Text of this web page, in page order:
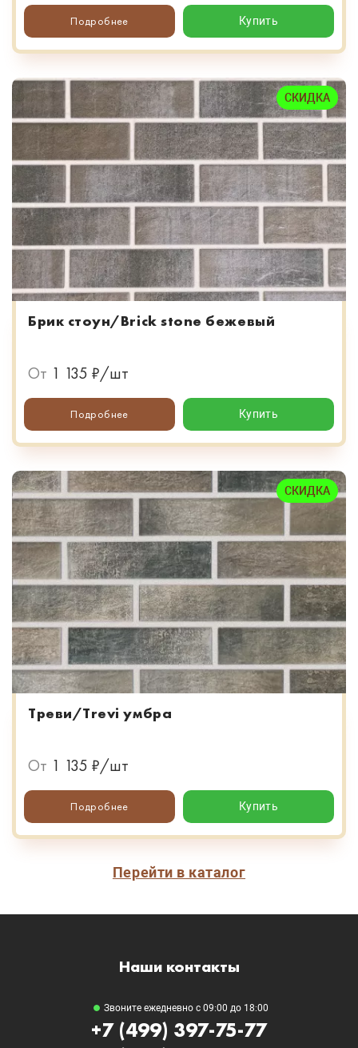
Подробнее Купить
СКИДКА
Брик стоун/Brick stone бежевый
От 1 135 ₽/шт
Подробнее Купить
СКИДКА
Треви/Trevi умбра
От 1 135 ₽/шт
Подробнее Купить
Перейти в каталог
Наши контакты
Звоните ежедневно с 09:00 до 18:00
+7 (499) 397-75-77